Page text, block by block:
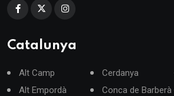
Catalunya
Alt Camp
Alt Empordà
Cerdanya
Conca de Barberà